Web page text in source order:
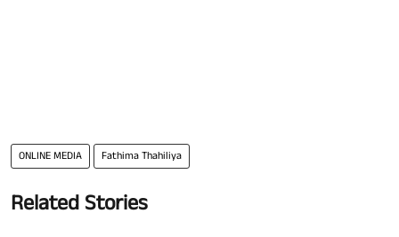
ONLINE MEDIA Fathima Thahiliya
Related Stories